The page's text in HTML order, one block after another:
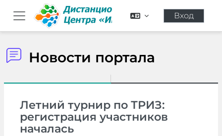
Перейти к основному содержанию
Боковая панель
Вход
Новости портала
Летний турнир по ТРИЗ:
регистрация участников
началась